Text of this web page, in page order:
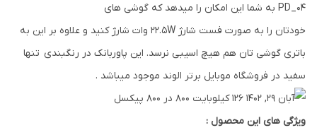
PD_04 به شما این امکان را میدهد که گوشی های
خودتان را به صورت فست شارژ 22.5W وات شارژ کنید و علاوه بر این به
باتری گوشی تان هم هیچ اسیبی نرسد. این پاوربانک در رنگبندی تنها
سفید در فروشگاه موبایل برتر الوند موجود میباشد .
ویژگی های این محصول :